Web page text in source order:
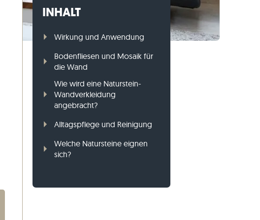
Gneis-Rasenkanten
INHALT
Wirkung und Anwendung
Bodenfliesen und Mosaik für
die Wand
Wie wird eine Naturstein-
Wandverkleidung
angebracht?
Alltagspflege und Reinigung
Welche Natursteine eignen
sich?